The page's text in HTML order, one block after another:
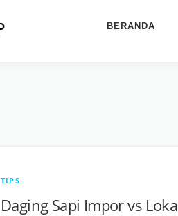
BERANDA
TIPS
Daging Sapi Impor vs